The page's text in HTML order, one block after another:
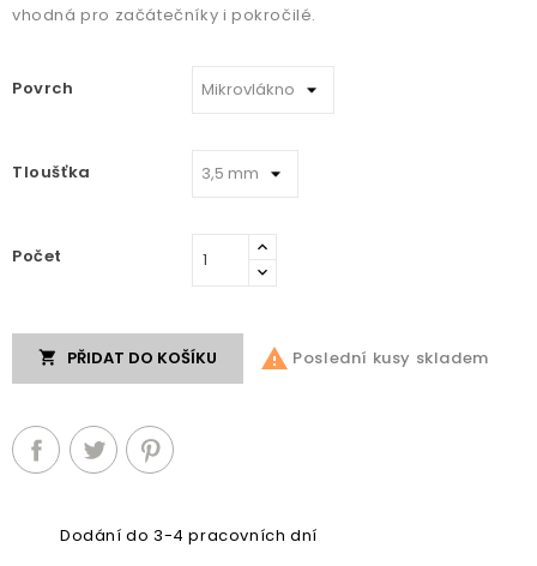
vhodná pro začátečníky i pokročilé.
Povrch
Tloušťka
Počet
 PŘIDAT DO KOŠÍKU  Poslední kusy skladem
Dodání do 3-4 pracovních dní